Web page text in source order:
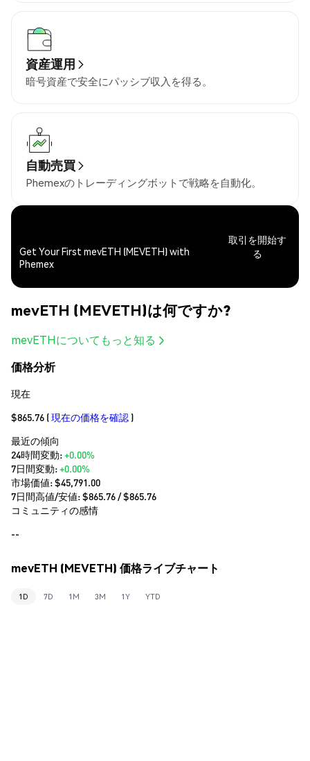
資産運用
暗号資産で安全にパッシブ収入を得る。
自動売買
Phemexのトレーディングボットで戦略を自動化。
Get Your First mevETH (MEVETH) with
Phemex
取引を開始す
る
mevETH (MEVETH)は何ですか?
mevETHについてもっと知る
価格分析
現在
$865.76 (現在の価格を確認 )
最近の傾向
24時間変動:+0.00%
7日間変動:+0.00%
市場価値:$45,791.00
7日間高値/安値: $865.76/ $865.76
コミュニティの感情
--
mevETH (MEVETH) 価格ライブチャート
1D 7D 1M 3M 1Y YTD